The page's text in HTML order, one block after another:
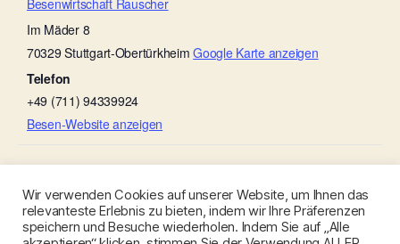
Im Mäder 8
70329 Stuttgart-Obertürkheim Google Karte anzeigen
Telefon
+49 (711) 94339924
Besen-Website anzeigen
Wir verwenden Cookies auf unserer Website, um Ihnen das
relevanteste Erlebnis zu bieten, indem wir Ihre Präferenzen
speichern und Besuche wiederholen. Indem Sie auf „Alle